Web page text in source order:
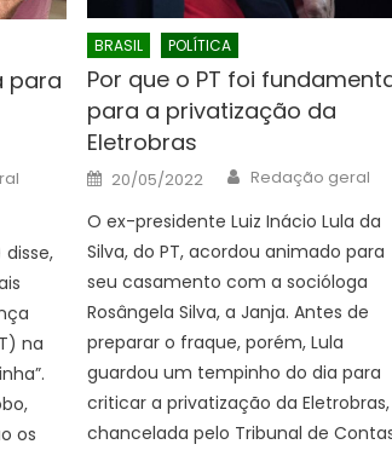
para
disse,
na
os
BRASIL POLÍTICA
Por que o PT foi
para a privatização da
Eletrobras
Posted
on
20/05/2022 Author
Redação geral
O ex-presidente Luiz Inácio Lula da
Silva, do PT, acordou animado para
seu casamento com a socióloga
Rosângela Silva, a Janja. Antes de
preparar o fraque, porém, Lula
guardou um tempinho do dia para
criticar a privatização da Eletrobras,
chancelada pelo Tribunal de